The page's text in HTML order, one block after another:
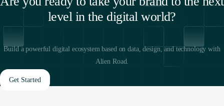
level in the digital world?
Build a powerful digital ecosystem based on data, design, and technology with
Alien Road.
Get Started